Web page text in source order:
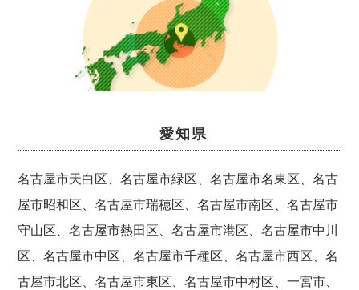
愛知県
名古屋市天白区、名古屋市緑区、名古屋市名東区、名古
屋市昭和区、名古屋市瑞穂区、名古屋市南区、名古屋市
守山区、名古屋市熱田区、名古屋市港区、名古屋市中川
区、名古屋市中区、名古屋市千種区、名古屋市西区、名
古屋市北区、名古屋市東区、名古屋市中村区、一宮市、